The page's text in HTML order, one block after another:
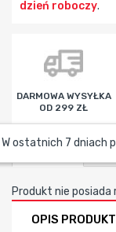
dzień roboczy.
godz min
DARMOWA WYSYŁKA
OD 299 ZŁ
Recenzje
Produkt nie posiada
OPIS
W ostatnich 7